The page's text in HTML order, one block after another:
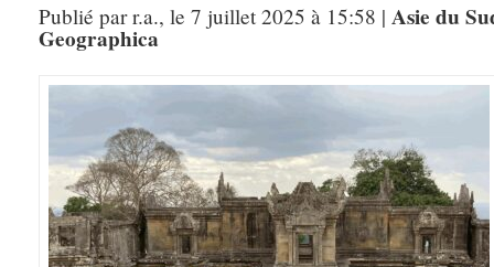
Publié par r.a., le 7 juillet 2025 à 15:58 | Asie du
Geographica